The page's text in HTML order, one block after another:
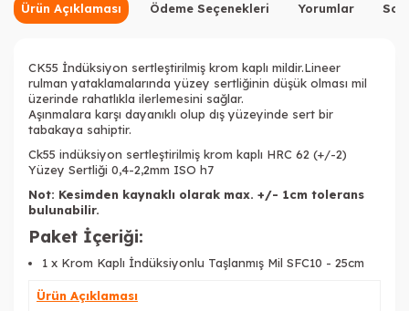
Ürün Açıklaması Ödeme Seçenekleri Yorumlar
CK55 İndüksiyon sertleştirilmiş krom kaplı mildir.Lineer
rulman yataklamalarında yüzey sertliğinin düşük olması mil
üzerinde rahatlıkla ilerlemesini sağlar.
Aşınmalara karşı dayanıklı olup dış yüzeyinde sert bir
tabakaya sahiptir.
Ck55 indüksiyon sertleştirilmiş krom kaplı HRC 62 (+/-2)
Yüzey Sertliği 0,4-2,2mm ISO h7
Not: Kesimden kaynaklı olarak max. +/- 1cm tolerans
bulunabilir.
Paket İçeriği:
1 x Krom Kaplı İndüksiyonlu Taşlanmış Mil SFC10 - 25cm
Ürün Açıklaması